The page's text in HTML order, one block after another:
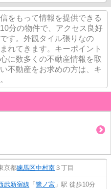
をもって情報を提供できる
分の物件で、アクセス良好
す。外観タイル張りなの
れてきます。キーポイント
に数多くの不動産情報を取
不動産をお求めの方は、キ
京都練馬区中村南 ３丁目
武新宿線 「 鷺ノ宮 」駅 徒歩10分